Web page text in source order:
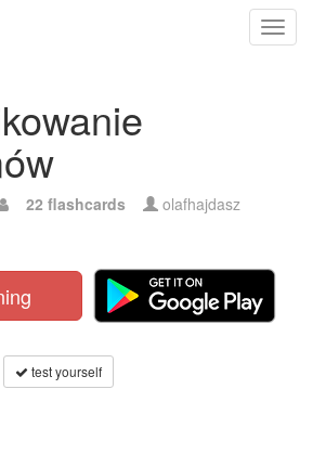
22 flashcards olafhajdasz
test yourself